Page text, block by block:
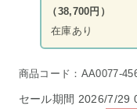
（38,700円）
在庫あり
商品コード：AA0077-
セール期間 2026/7/29